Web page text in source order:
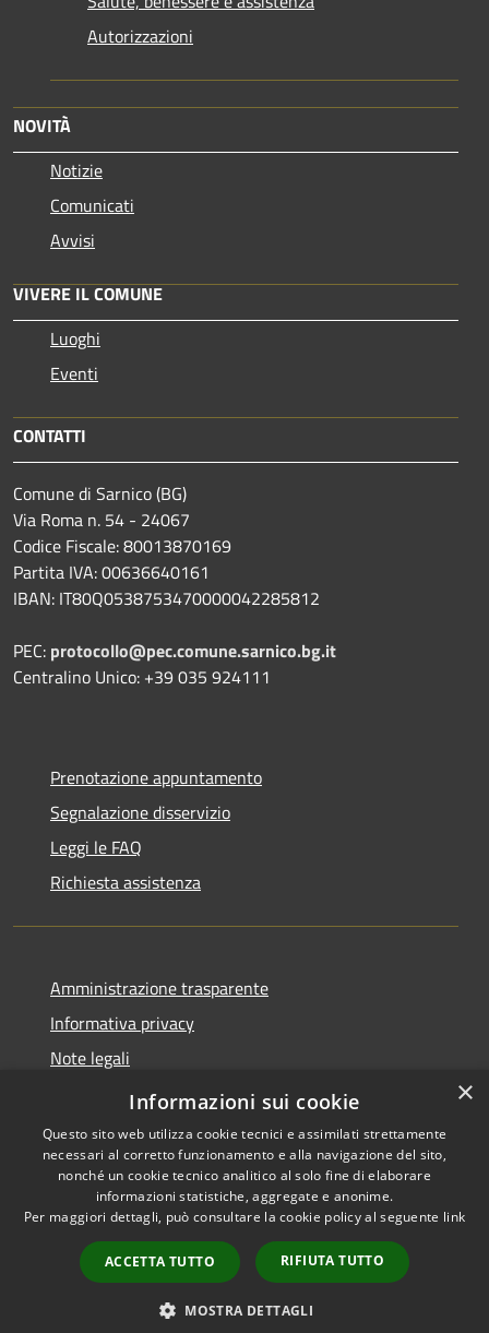
Autorizzazioni
NOVITÀ
Notizie
Comunicati
Avvisi
VIVERE IL COMUNE
Luoghi
Eventi
CONTATTI
Comune di Sarnico (BG)
Via Roma n. 54 - 24067
Codice Fiscale: 80013870169
Partita IVA: 00636640161
IBAN: IT80Q0538753470000042285812
PEC: protocollo@pec.comune.sarnico.bg.it
Centralino Unico: +39 035 924111
Prenotazione appuntamento
Segnalazione disservizio
Leggi le FAQ
Richiesta assistenza
Amministrazione trasparente
Informativa privacy
Note legali
Dichiarazione di accessibilità
Accessibilità
Copyright © 2026 • Comune di
Sarnico • Powered by
Municipium•
Accesso
redazione
×
Informazioni sui cookie
Questo sito web utilizza cookie tecnici e assimilati strettamente
necessari al corretto funzionamento e alla navigazione del sito,
nonché un cookie tecnico analitico al solo fine di elaborare
informazioni statistiche, aggregate e anonime.
Per maggiori dettagli, può consultare la cookie policy al seguente link
ACCETTA TUTTO RIFIUTA TUTTO
MOSTRA DETTAGLI